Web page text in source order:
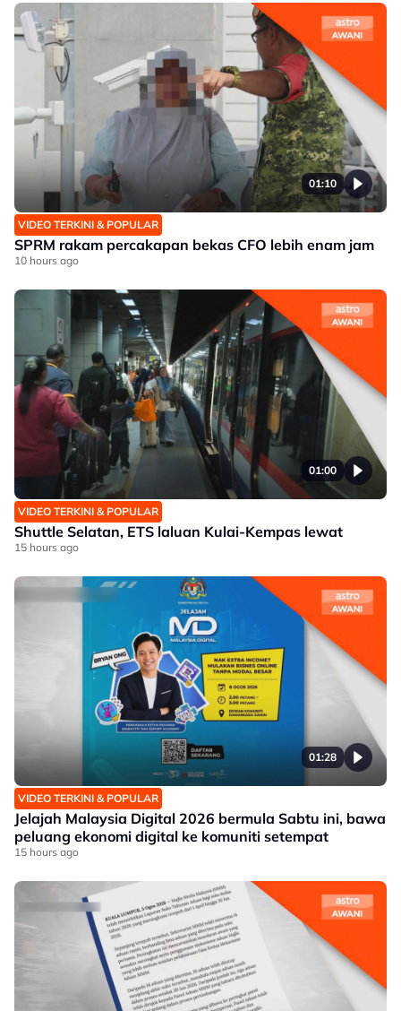
01:10
VIDEO TERKINI & POPULAR
SPRM rakam percakapan bekas CFO lebih enam jam
10 hours ago
01:00
VIDEO TERKINI & POPULAR
Shuttle Selatan, ETS laluan Kulai-Kempas lewat
15 hours ago
01:28
VIDEO TERKINI & POPULAR
Jelajah Malaysia Digital 2026 bermula Sabtu ini, bawa
peluang ekonomi digital ke komuniti setempat
15 hours ago